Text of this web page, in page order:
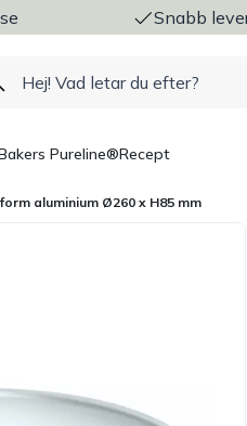
Snabb
Pureline®Recept
aluminium Ø260 x H85 mm